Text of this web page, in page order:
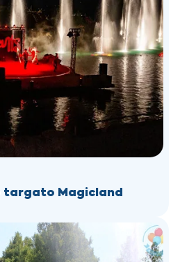
targato Magicland